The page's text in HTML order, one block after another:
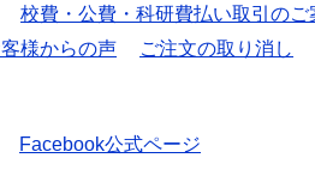
校費・公費・科研費払い取引のご
様からの声 ご注文の取り消し
Facebook公式ページ